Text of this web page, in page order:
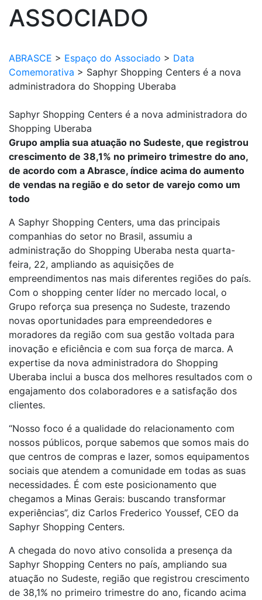
ASSOCIADO
ABRASCE > Espaço do Associado > Data
Comemorativa > Saphyr Shopping Centers é a nova
administradora do Shopping Uberaba
Saphyr Shopping Centers é a nova administradora do
Shopping Uberaba
Grupo amplia sua atuação no Sudeste, que registrou
crescimento de 38,1% no primeiro trimestre do ano,
de acordo com a Abrasce, índice acima do aumento
de vendas na região e do setor de varejo como um
todo
A Saphyr Shopping Centers, uma das principais
companhias do setor no Brasil, assumiu a
administração do Shopping Uberaba nesta quarta-
feira, 22, ampliando as aquisições de
empreendimentos nas mais diferentes regiões do país.
Com o shopping center líder no mercado local, o
Grupo reforça sua presença no Sudeste, trazendo
novas oportunidades para empreendedores e
moradores da região com sua gestão voltada para
inovação e eficiência e com sua força de marca. A
expertise da nova administradora do Shopping
Uberaba inclui a busca dos melhores resultados com o
engajamento dos colaboradores e a satisfação dos
clientes.
“Nosso foco é a qualidade do relacionamento com
nossos públicos, porque sabemos que somos mais do
que centros de compras e lazer, somos equipamentos
sociais que atendem a comunidade em todas as suas
necessidades. É com este posicionamento que
chegamos a Minas Gerais: buscando transformar
experiências”, diz Carlos Frederico Youssef, CEO da
Saphyr Shopping Centers.
A chegada do novo ativo consolida a presença da
Saphyr Shopping Centers no país, ampliando sua
atuação no Sudeste, região que registrou crescimento
de 38,1% no primeiro trimestre do ano, ficando acima